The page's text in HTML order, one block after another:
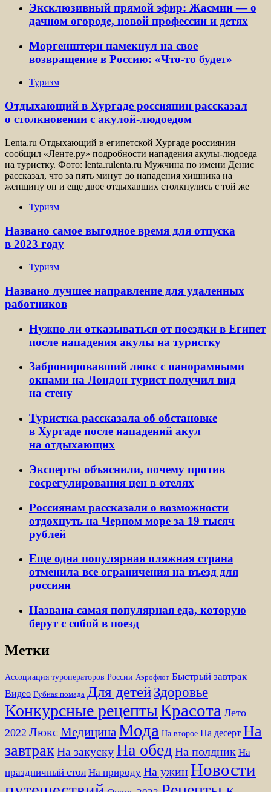
Эксклюзивный прямой эфир: Жасмин — о
дачном огороде, новой профессии и детях
Моргенштерн намекнул на свое
возвращение в Россию: «Что-то будет»
Туризм
Отдыхающий в Хургаде россиянин рассказал
о столкновении с акулой-людоедом
Lenta.ru Отдыхающий в египетской Хургаде россиянин
сообщил «Ленте.ру» подробности нападения акулы-людоеда
на туристку. Фото: lenta.rulenta.ru Мужчина по имени Денис
рассказал, что за пять минут до нападения хищника на
женщину он и еще двое отдыхавших столкнулись с той же
Туризм
Названо самое выгодное время для отпуска
в 2023 году
Туризм
Названо лучшее направление для удаленных
работников
Нужно ли отказываться от поездки в Египет
после нападения акулы на туристку
Забронировавший люкс с панорамными
окнами на Лондон турист получил вид
на стену
Туристка рассказала об обстановке
в Хургаде после нападений акул
на отдыхающих
Эксперты объяснили, почему против
госрегулирования цен в отелях
Россиянам рассказали о возможности
отдохнуть на Черном море за 19 тысяч
рублей
Еще одна популярная пляжная страна
отменила все ограничения на въезд для
россиян
Названа самая популярная еда, которую
берут с собой в поезд
Метки
Ассоциация туроператоров России Аэрофлот Быстрый завтрак
Видео Губная помада Для детейЗдоровье
Конкурсные рецептыКрасота Лето
2022 Люкс МедицинаМода На второе На десерт На
завтрак На закускуНа обедНа полдник На
праздничный стол На природу На ужинНовости